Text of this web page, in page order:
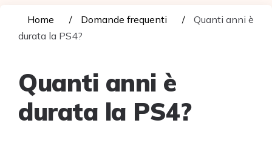
Home Domande frequenti
Quanti anni è
durata la PS4?
Quanti anni è
durata la PS4?